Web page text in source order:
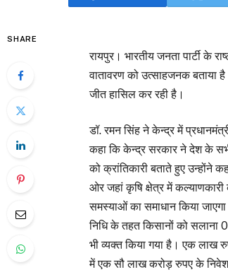
SHARE
रायपुर। भारतीय जनता पार्टी के
वातावरण को उत्साहजनक बताया
जीत हासिल कर रही है।
डॉ. रमन सिंह ने केन्द्र में
कहा कि केन्द्र सरकार ने देश के
को क्रांतिकारी बताते हुए उन्होंने
ओर जहां कृषि क्षेत्र में कल्याणकारी
समस्याओं का समाधान किया
निधि के तहत किसानों को
भी व्यक्त किया गया है। एक लाख
में एक सौ लाख करोड़ रुपए के निवेश